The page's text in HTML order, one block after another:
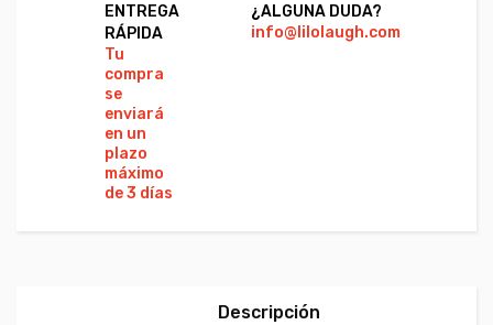
ENTREGA
RÁPIDA
Tu
compra
se
enviará
en un
plazo
máximo
de 3 días
¿ALGUNA DUDA?
info@lilolaugh.com
Descripción